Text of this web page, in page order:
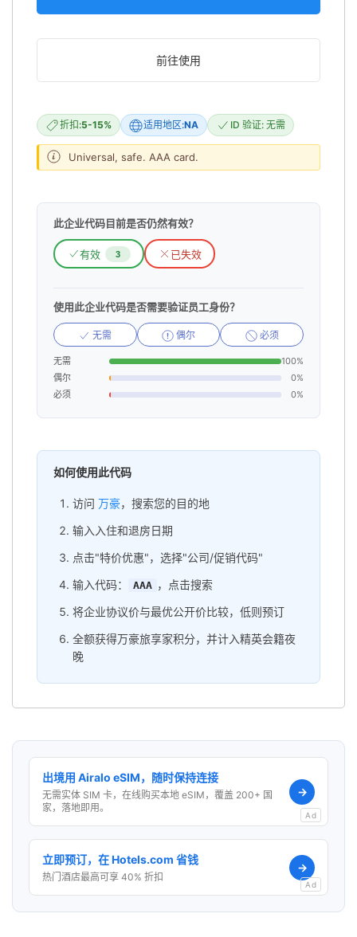
前往使用
折扣:5-15% 适用地区:NA ID 验证: 无需
Universal, safe. AAA card.
此企业代码目前是否仍然有效？
有效 3 已失效
使用此企业代码是否需要验证员工身份？
无需 偶尔 必须
无需
100%
偶尔
0%
必须
0%
如何使用此代码
访问 万豪，搜索您的目的地
输入入住和退房日期
点击"特价优惠"，选择"公司/促销代码"
输入代码：
AAA ，点击搜索
将企业协议价与最优公开价比较，低则预订
全额获得万豪旅享家积分，并计入精英会籍夜
晚
出境用 Airalo eSIM，随时保持连接
无需实体 SIM 卡，在线购买本地 eSIM，覆盖 200+ 国
家，落地即用。
→
Ad
立即预订，在 Hotels.com 省钱
热门酒店最高可享 40% 折扣
→
Ad